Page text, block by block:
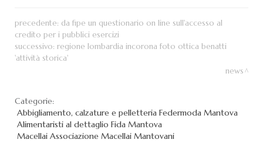
precedente: da fipe un questionario on line sull'accesso al
credito per i pubblici esercizi
successivo: regione lombardia incorona foto ottica benatti
'attività storica'
news
Categorie:
Abbigliamento, calzature e pelletteria Federmoda Mantova
Alimentaristi al dettaglio Fida Mantova
Macellai Associazione Macellai Mantovani